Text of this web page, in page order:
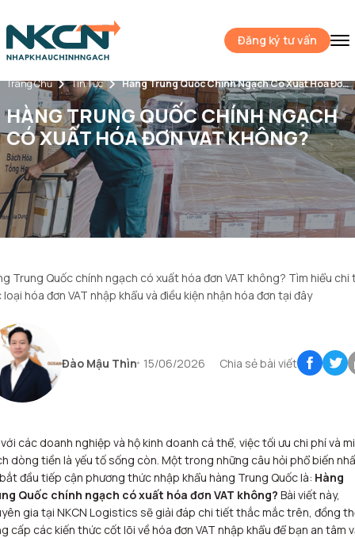
Đăng ký tư vấn
Trang Chủ Tin Tức Hàng Trung Quốc Chính Ngạch Có Xuất Hóa Đơn VAT Không?
HÀNG TRUNG QUỐC CHÍNH NGẠCH
CÓ XUẤT HÓA ĐƠN VAT KHÔNG?
Trung Quốc chính ngạch có xuất hóa đơn VAT không? Tìm hiểu chi
hóa đơn VAT nhập khẩu và điều kiện nhận hóa đơn tại đây
Đào Mậu Thìn 15/06/2026 Chia sẻ bài viết
các doanh nghiệp và hộ kinh doanh cá thể, việc tối ưu chi phí và
dòng tiền là yếu tố sống còn. Một trong những câu hỏi phổ biến
đầu tiếp cận phương thức nhập khẩu hàng Trung Quốc là: Hàng
Quốc chính ngạch có xuất hóa đơn VAT không? Bài viết này,
gia tại NKCN Logistics sẽ giải đáp chi tiết thắc mắc trên, đồng
cấp các kiến thức cốt lõi về hóa đơn VAT nhập khẩu để bạn an tâm